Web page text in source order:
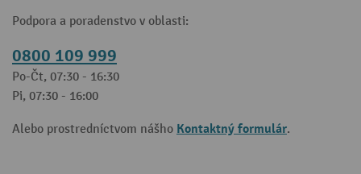
Podpora a poradenstvo v oblasti:
0800 109 999
Po-Čt, 07:30 - 16:30
Pi, 07:30 - 16:00
Alebo prostredníctvom nášho Kontaktný formulár.